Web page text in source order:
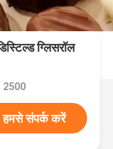
ग्लिसरॉल
2500
हमसे संपर्क करें